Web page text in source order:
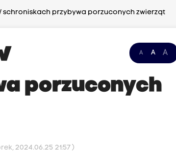
schroniskach przybywa porzuconych zwierząt
A A A
porzuconych
2024.06.25 21:57 )